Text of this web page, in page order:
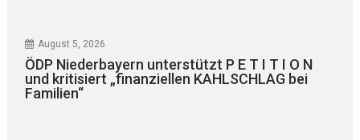
August 5, 2026
ÖDP Niederbayern unterstützt P E T I T I O N
und kritisiert „finanziellen KAHLSCHLAG bei
Familien“